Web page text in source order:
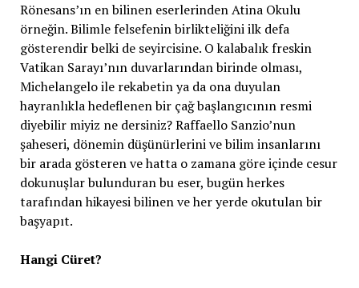
Rönesans’ın en bilinen eserlerinden Atina Okulu
örneğin. Bilimle felsefenin birlikteliğini ilk defa
gösterendir belki de seyircisine. O kalabalık freskin
Vatikan Sarayı’nın duvarlarından birinde olması,
Michelangelo ile rekabetin ya da ona duyulan
hayranlıkla hedeflenen bir çağ başlangıcının resmi
diyebilir miyiz ne dersiniz? Raffaello Sanzio’nun
şaheseri, dönemin düşünürlerini ve bilim insanlarını
bir arada gösteren ve hatta o zamana göre içinde cesur
dokunuşlar bulunduran bu eser, bugün herkes
tarafından hikayesi bilinen ve her yerde okutulan bir
başyapıt.
Hangi Cüret?